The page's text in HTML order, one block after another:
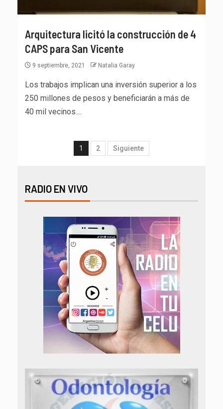
Arquitectura licitó la construcción de 4
CAPS para San Vicente
9 septiembre, 2021 Natalia Garay
Los trabajos implican una inversión superior a los
250 millones de pesos y beneficiarán a más de
40 mil vecinos....
1 2 Siguiente
RADIO EN VIVO